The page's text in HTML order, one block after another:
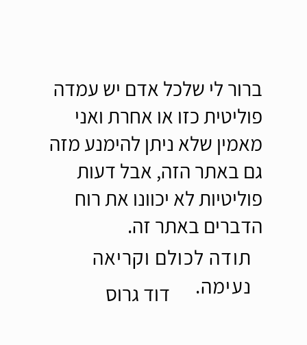
ברור לי שלכל אדם יש עמדה
פוליטית כזו או אחרת ואני
מאמין שלא ניתן להימנע מזה
גם באתר הזה, אבל דעות
פוליטיות לא יכוונו את רוח
הדברים באתר זה.
תודה לכולם וקריאה
נעימה.
דוד גרוס